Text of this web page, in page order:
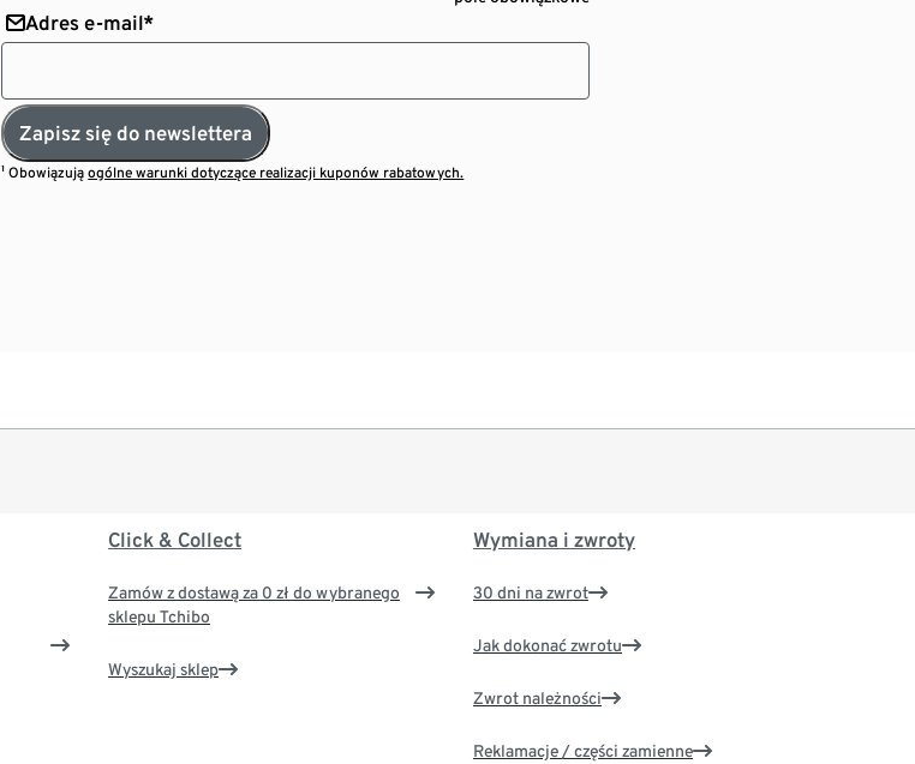
Adres e-mail*
Zapisz się do newslettera
¹ Obowiązująogólne warunki dotyczące realizacji kuponów rabatowych.
Click & Collect
Zamów z dostawą za 0 zł do wybranego
sklepu Tchibo
Wyszukaj sklep
Wymiana i zwroty
30 dni na zwrot
Jak dokonać zwrotu
Zwrot należności
Reklamacje / części zamienne